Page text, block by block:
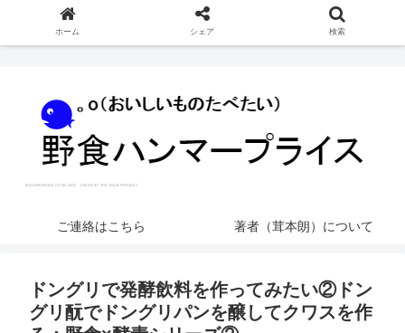
ご連絡はこちら 著者（茸本朗）について
ドングリで発酵飲料を作ってみたい②ドン
グリ酛でドングリパンを醸してクワスを作
ホーム シェア 検索